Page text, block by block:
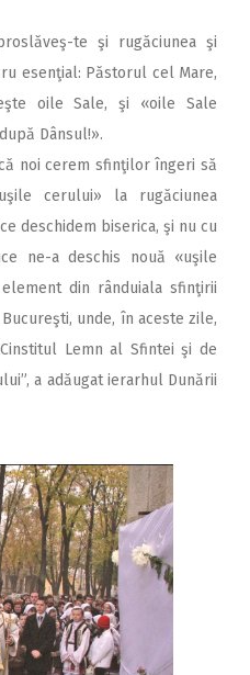
te şi rugăciunea şi
esenţial: Păstorul cel Mare,
oile Sale, şi «oile Sale
Dânsul!».
noi cerem sfinţilor îngeri să
cerului» la rugăciunea
deschidem biserica, şi nu cu
ne-a deschis nouă «uşile
din rânduiala sfinţirii
unde, în aceste zile,
Lemn al Sfintei şi de
a adăugat ierarhul Dunării